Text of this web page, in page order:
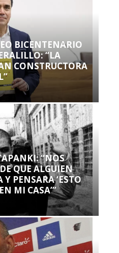
BICENTENARIO
“LA
CONSTRUCTORA
“NOS
QUE ALGUIEN
PENSARA ‘ESTO
MI CASA’”